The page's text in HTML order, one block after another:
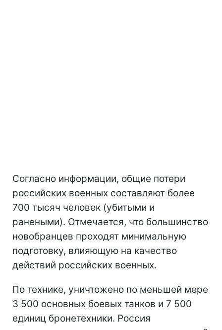
Согласно информации, общие потери
российских военных составляют более
700 тысяч человек (убитыми и
ранеными). Отмечается, что большинство
новобранцев проходят минимальную
подготовку, влияющую на качество
действий российских военных.
По технике, уничтожено по меньшей мере
3 500 основных боевых танков и 7 500
единиц бронетехники. Россия